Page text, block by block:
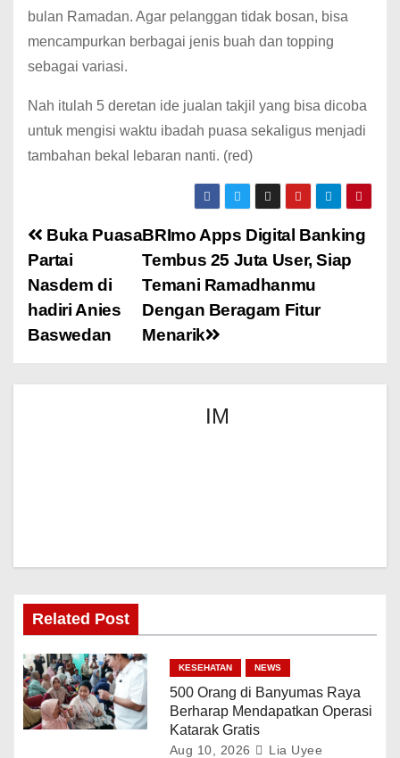
bulan Ramadan. Agar pelanggan tidak bosan, bisa
mencampurkan berbagai jenis buah dan topping
sebagai variasi.
Nah itulah 5 deretan ide jualan takjil yang bisa dicoba
untuk mengisi waktu ibadah puasa sekaligus menjadi
tambahan bekal lebaran nanti. (red)
BRImo Apps Digital Banking
Tembus 25 Juta User, Siap
Temani Ramadhanmu
Dengan Beragam Fitur
Menarik
Buka Puasa
Partai
Nasdem di
hadiri Anies
Baswedan
IM
Related Post
KESEHATAN NEWS
500 Orang di Banyumas Raya
Berharap Mendapatkan Operasi
Katarak Gratis
Aug 10, 2026 Lia Uyee